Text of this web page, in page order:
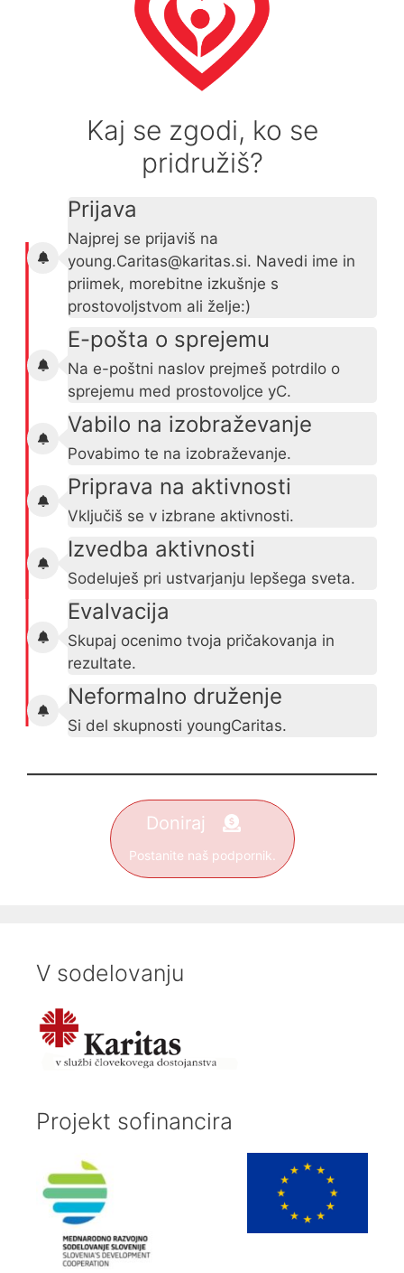
Kaj se zgodi, ko se
pridružiš?
Prijava
Najprej se prijaviš na
young.Caritas@karitas.si. Navedi ime in
priimek, morebitne izkušnje s
prostovoljstvom ali želje:)
E-pošta o sprejemu
Na e-poštni naslov prejmeš potrdilo o
sprejemu med prostovoljce yC.
Vabilo na izobraževanje
Povabimo te na izobraževanje.
Priprava na aktivnosti
Vključiš se v izbrane aktivnosti.
Izvedba aktivnosti
Sodeluješ pri ustvarjanju lepšega sveta.
Evalvacija
Skupaj ocenimo tvoja pričakovanja in
rezultate.
Neformalno druženje
Si del skupnosti youngCaritas.
Doniraj
Postanite naš podpornik.
V sodelovanju
Projekt sofinancira